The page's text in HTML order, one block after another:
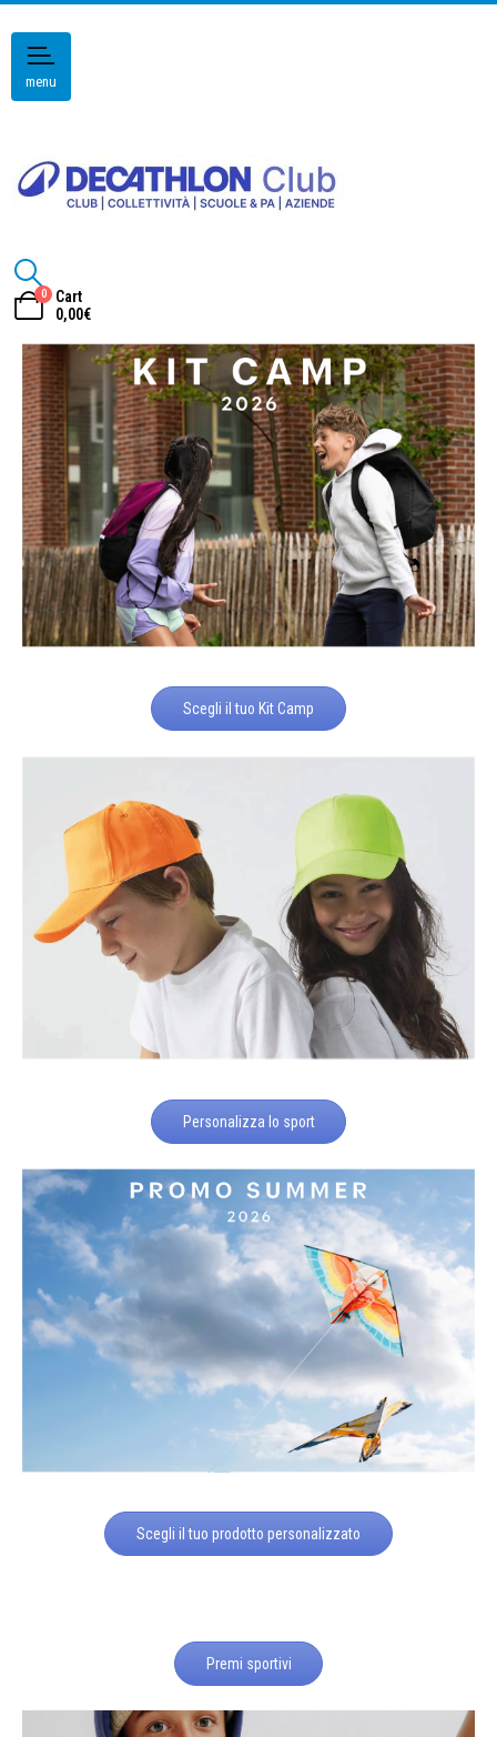
menu
0
Cart
0,00€
Scegli il tuo Kit Camp
Personalizza lo sport
Scegli il tuo prodotto personalizzato
Premi sportivi